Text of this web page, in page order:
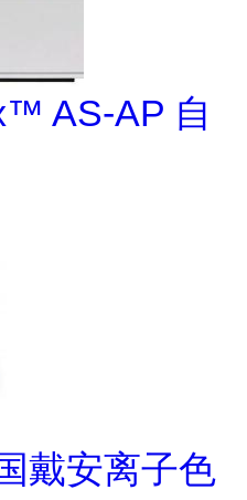
AS-AP 自
戴安离子色